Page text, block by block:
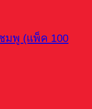
มพู (แพ็ค 100